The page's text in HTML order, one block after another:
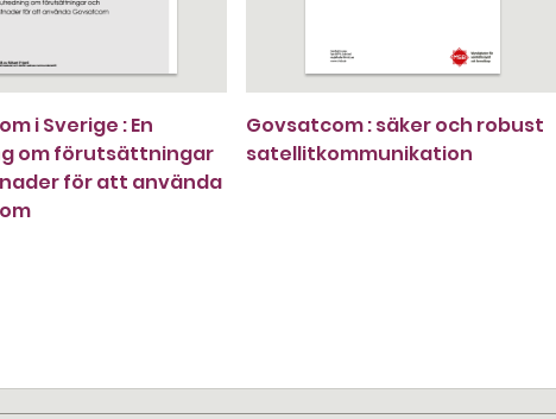
i Sverige : En
om förutsättningar
för att använda
Govsatcom : säker och robust
satellitkommunikation